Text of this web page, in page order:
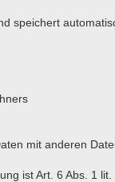
speichert
mit anderen
ist Art. 6 Abs. 1